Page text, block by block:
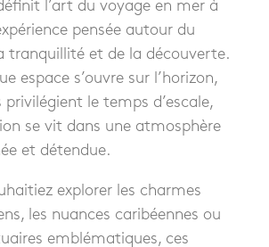
l’art du voyage en mer à
pensée autour du
tranquillité et de la découverte.
espace s’ouvre sur l’horizon,
privilégient le temps d’escale,
se vit dans une atmosphère
et détendue.
explorer les charmes
les nuances caribéennes ou
emblématiques, ces